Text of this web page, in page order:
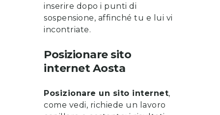
inserire dopo i punti di
sospensione, affinché tu e lui vi
incontriate.
Posizionare sito
internet Aosta
Posizionare un sito internet,
come vedi, richiede un lavoro